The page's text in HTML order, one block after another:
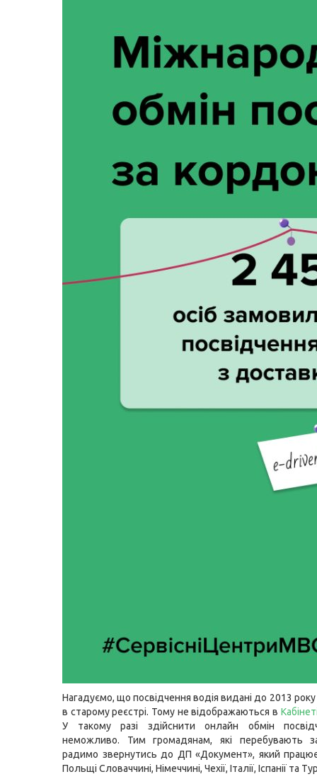
Нагадуємо, що посвідчення водія видані до 2013
в старому реєстрі. Тому не відображаються в
У такому разі здійснити онлайн обмін
неможливо. Тим громадянам, які перебувають
радимо звернутись до ДП «Документ», який працює
Польщі Словаччині, Німеччині, Чехії, Італії, Іспанії та